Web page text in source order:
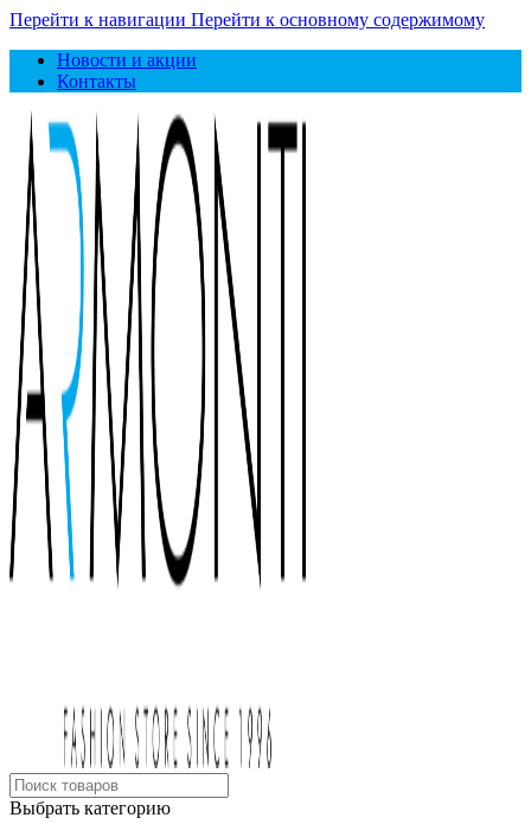
Перейти к навигации Перейти к основному содержимому
Новости и акции
Контакты
Выбрать категорию